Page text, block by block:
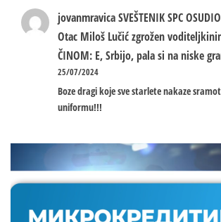
jovanmravicaSVEŠTENIK SPC
Otac Miloš Lučić zgrožen
ČINOM: E, Srbijo, pala si na niske
25/07/2024
Boze dragi koje sve starlete nakaze
uniformu!!!